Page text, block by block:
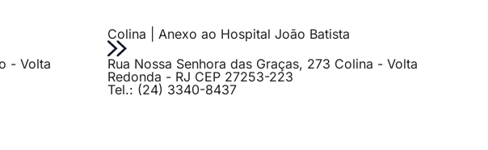
- Volta
Colina | Anexo ao Hospital João Batista
Rua Nossa Senhora das Graças, 273 Colina - Volta
Redonda - RJ CEP 27253-223
Tel.: (24) 3340-8437